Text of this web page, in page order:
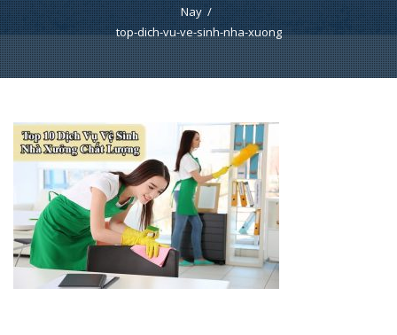
Nay
top-dich-vu-ve-sinh-nha-xuong